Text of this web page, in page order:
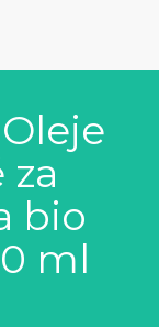
za
bio
ml